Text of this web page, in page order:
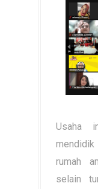
Usaha
mendidik
rumah
selain